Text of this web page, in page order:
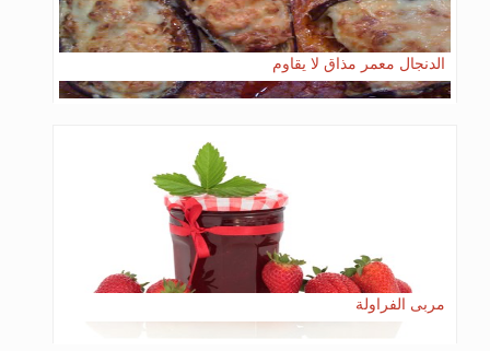
الدنجال معمر مذاق لا يقاوم
مربى الفراولة